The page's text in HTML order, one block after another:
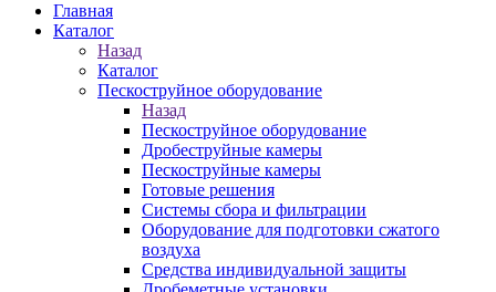
Главная
Каталог
Назад
Каталог
Пескоструйное оборудование
Назад
Пескоструйное оборудование
Дробеструйные камеры
Пескоструйные камеры
Готовые решения
Системы сбора и фильтрации
Оборудование для подготовки сжатого
воздуха
Средства индивидуальной защиты